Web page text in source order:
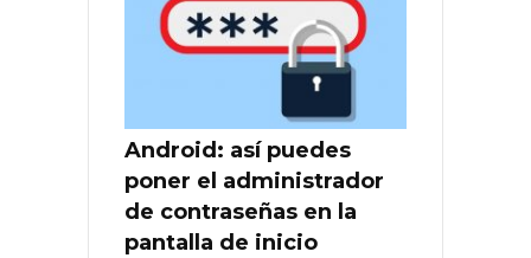
Android: así puedes
poner el administrador
de contraseñas en la
pantalla de inicio